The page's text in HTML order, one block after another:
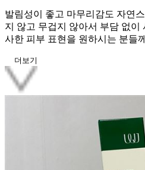
발림성이 좋고 마무리감도 자연
지 않고 무겁지 않아서 부담 없이
사한 피부 표현을 원하시는 분들
더보기